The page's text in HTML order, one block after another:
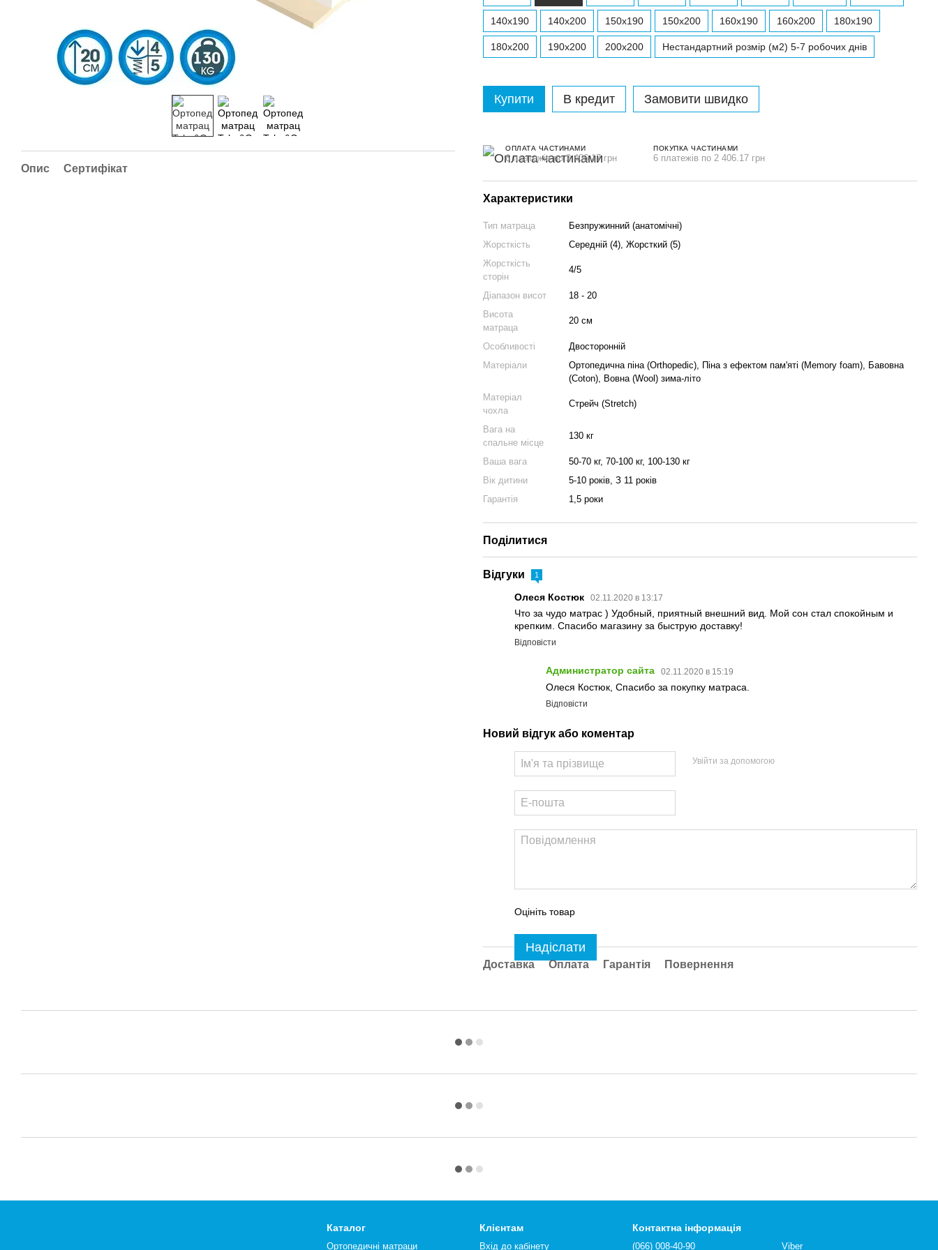
Опис Сертифікат
140x190 140x200 150x190 150x200 160x190 160x200 180x190
180x200 190х200 200x200 Нестандартний розмір (м2) 5-7 робочих днів
Купити В кредит Замовити швидко
ОПЛАТА ЧАСТИНАМИ
6 платежів по 2 406.17 грн
ПОКУПКА ЧАСТИНАМИ
6 платежів по 2 406.17 грн
Характеристики
Тип матраца
Безпружинний (анатомічні)
Жорсткість
Середній (4), Жорсткий (5)
Жорсткість
сторін
4/5
Діапазон висот
18 - 20
Висота
матраца
20 см
Особливості
Двосторонній
Матеріали
Ортопедична піна (Orthopedic), Піна з ефектом пам'яті (Memory foam), Бавовна
(Coton), Вовна (Wool) зима-літо
Матеріал
чохла
Стрейч (Stretch)
Вага на
спальне місце
130 кг
Ваша вага
50-70 кг, 70-100 кг, 100-130 кг
Вік дитини
5-10 років, З 11 років
Гарантія
1,5 роки
Поділитися
Відгуки 1
Олеся Костюк 02.11.2020 в 13:17
Что за чудо матрас ) Удобный, приятный внешний вид. Мой сон стал спокойным и
крепким. Спасибо магазину за быструю доставку!
Відповісти
Администратор сайта 02.11.2020 в 15:19
Олеся Костюк, Спасибо за покупку матраса.
Відповісти
Новий відгук або коментар
Увійти за допомогою
Оцініть товар
Надіслати
Доставка Оплата Гарантія Повернення
Каталог
Ортопедичні матраци
Клієнтам
Вхід до кабінету
Контактна інформація
(066) 008-40-90 Viber